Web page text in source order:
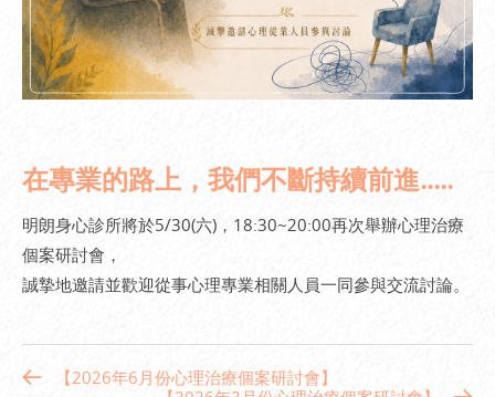
在專業的路上，我們不斷持續前進.....
明朗身心診所將於5/30(六)，18:30~20:00再次舉辦心理治療
個案研討會，
誠摯地邀請並歡迎從事心理專業相關人員一同參與交流討論。
【2026年6月份心理治療個案研討會】